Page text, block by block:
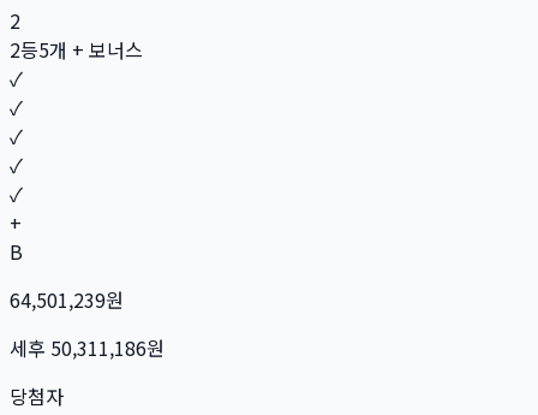
2
2등5개 + 보너스
✓
✓
✓
✓
✓
+
B
64,501,239원
세후 50,311,186원
당첨자